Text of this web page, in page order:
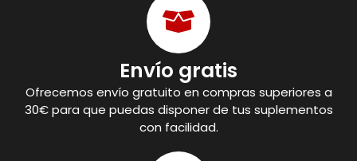
Envío gratis
Ofrecemos envío gratuito en compras superiores a
30€ para que puedas disponer de tus suplementos
con facilidad.